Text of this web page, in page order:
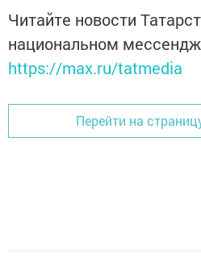
Читайте новости
национальном
https://max.ru/tatmedia
Перейти на